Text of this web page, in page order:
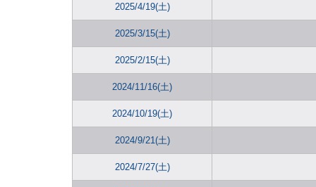
2025/4/19(土)
2025/3/15(土)
2025/2/15(土)
2024/11/16(土)
2024/10/19(土)
2024/9/21(土)
2024/7/27(土)